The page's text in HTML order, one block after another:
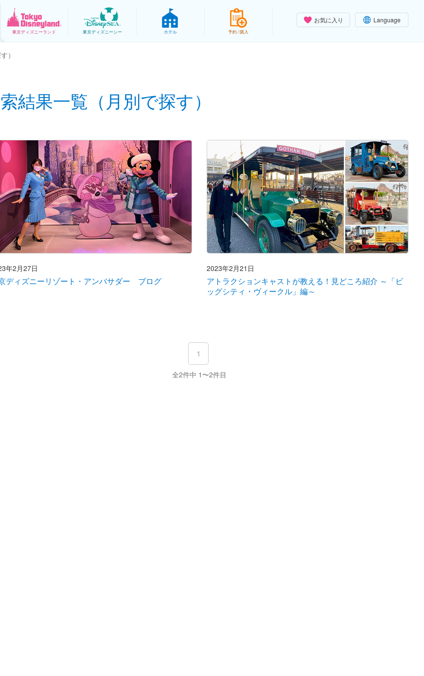
お気に入り Language
東京ディズニーランド 東京ディズニーシー ホテル 予約 / 購入
）
結果一覧（月別で探す）
年2月27日
ディズニーリゾート・アンバサダー ブログ
2023年2月21日
アトラクションキャストが教える！見どころ紹介 ～「ビ
ッグシティ・ヴィークル」編～
1
全2件中 1〜2件目